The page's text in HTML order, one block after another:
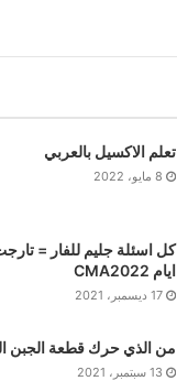
تعلم الاكسيل بالعربي
8 مايو، 2022
ايام CMA2022
17 ديسمبر، 2021
من الذي حرك قطعة الجبن
13 سبتمبر، 2021